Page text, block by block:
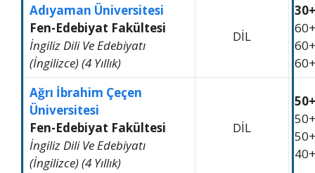
Adıyaman Üniversitesi
Fen-Edebiyat Fakültesi
İngiliz Dili Ve Edebiyatı
(İngilizce) (4 Yıllık)
DİL
Ağrı İbrahim Çeçen
Üniversitesi
Fen-Edebiyat Fakültesi
İngiliz Dili Ve Edebiyatı
(İngilizce) (4 Yıllık)
DİL